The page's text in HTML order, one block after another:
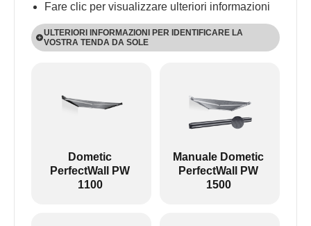
Fare clic per visualizzare ulteriori informazioni
ULTERIORI INFORMAZIONI PER IDENTIFICARE LA
VOSTRA TENDA DA SOLE
Su tutti i prodotti PW e PR, ad eccezione del PW
1100, è possibile includere un motore, per cui
Dometic
PerfectWall PW
1100
Manuale Dometic
PerfectWall PW
1500